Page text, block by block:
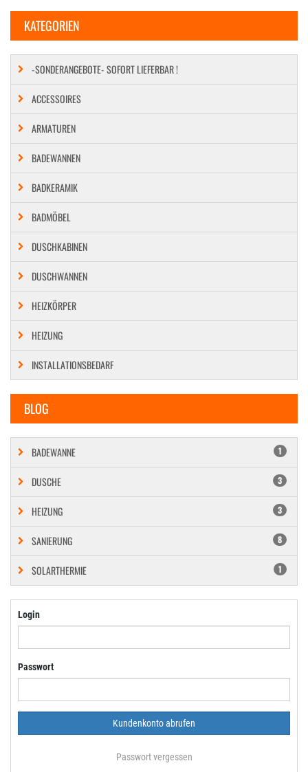
KATEGORIEN
-SONDERANGEBOTE- SOFORT LIEFERBAR !
ACCESSOIRES
ARMATUREN
BADEWANNEN
BADKERAMIK
BADMÖBEL
DUSCHKABINEN
DUSCHWANNEN
HEIZKÖRPER
HEIZUNG
INSTALLATIONSBEDARF
BLOG
BADEWANNE 1
DUSCHE 3
HEIZUNG 3
SANIERUNG 8
SOLARTHERMIE 1
Login
Passwort
Passwort vergessen